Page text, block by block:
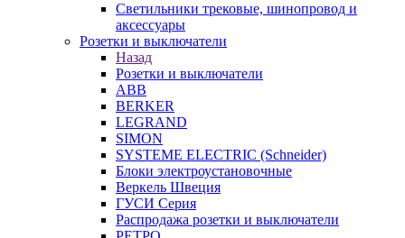
Светильники трековые, шинопровод и
аксессуары
Розетки и выключатели
Назад
Розетки и выключатели
ABB
BERKER
LEGRAND
SIMON
SYSTEME ELECTRIC (Schneider)
Блоки электроустановочные
Веркель Швеция
ГУСИ Серия
Распродажа розетки и выключатели